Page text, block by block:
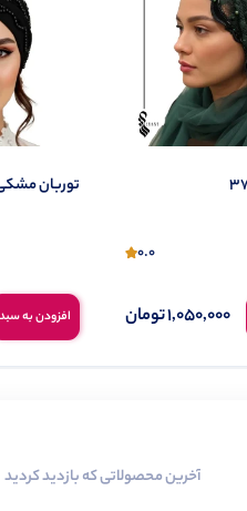
0.0
1,050,000تومان
توربان مشکی
افزودن به سبد
آخرین محصولاتی که بازدید کردید